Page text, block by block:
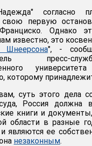
согласно
первую
Однако
известно, это
Шнеерсона", -
пресс-
которому
суть этого дела
Россия должна
книги и
области в разные
являются ее
незаконным.